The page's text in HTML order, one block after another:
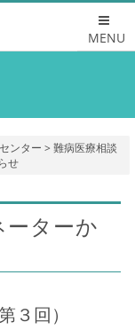
MENU
ンター > 難病医療相談
せ
ーターか
３回）